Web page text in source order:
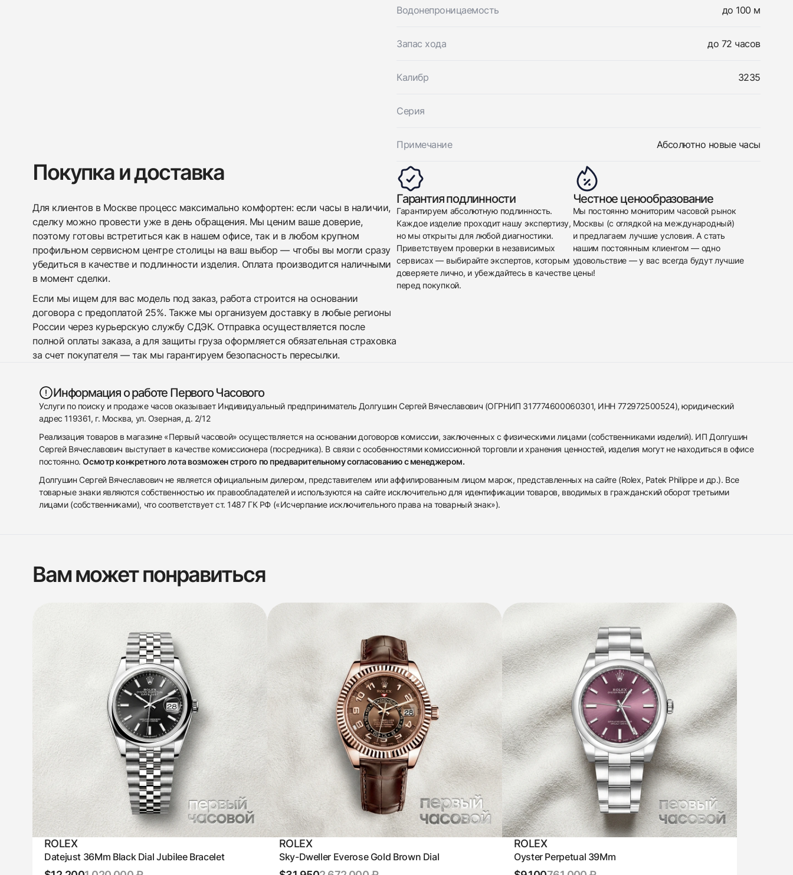
Водонепроницаемость до 100 м
Запас хода до 72 часов
Калибр 3235
Серия
Примечание Абсолютно новые часы
Покупка и доставка
Для клиентов в Москве процесс максимально комфортен: если часы в наличии,
сделку можно провести уже в день обращения. Мы ценим ваше доверие,
поэтому готовы встретиться как в нашем офисе, так и в любом крупном
профильном сервисном центре столицы на ваш выбор — чтобы вы могли сразу
убедиться в качестве и подлинности изделия. Оплата производится наличными
в момент сделки.
Если мы ищем для вас модель под заказ, работа строится на основании
договора с предоплатой 25%. Также мы организуем доставку в любые регионы
России через курьерскую службу СДЭК. Отправка осуществляется после
полной оплаты заказа, а для защиты груза оформляется обязательная страховка
за счет покупателя — так мы гарантируем безопасность пересылки.
Гарантия подлинности
Гарантируем абсолютную подлинность.
Каждое изделие проходит нашу экспертизу,
но мы открыты для любой диагностики.
Приветствуем проверки в независимых
сервисах — выбирайте экспертов, которым
доверяете лично, и убеждайтесь в качестве
перед покупкой.
Честное ценообразование
Мы постоянно мониторим часовой рынок
Москвы (с оглядкой на международный)
и предлагаем лучшие условия. А стать
нашим постоянным клиентом — одно
удовольствие — у вас всегда будут лучшие
цены!
Информация о работе Первого Часового
Услуги по поиску и продаже часов оказывает Индивидуальный предприниматель Долгушин Сергей Вячеславович (ОГРНИП 317774600060301, ИНН 772972500524), юридический
адрес 119361, г. Москва, ул. Озерная, д. 2/12
Реализация товаров в магазине «Первый часовой» осуществляется на основании договоров комиссии, заключенных с физическими лицами (собственниками изделий). ИП Долгушин
Сергей Вячеславович выступает в качестве комиссионера (посредника). В связи с особенностями комиссионной торговли и хранения ценностей, изделия могут не находиться в офисе
постоянно.Осмотр конкретного лота возможен строго по предварительному согласованию с менеджером.
Долгушин Сергей Вячеславович не является официальным дилером, представителем или аффилированным лицом марок, представленных на сайте (Rolex, Patek Philippe и др.). Все
товарные знаки являются собственностью их правообладателей и используются на сайте исключительно для идентификации товаров, вводимых в гражданский оборот третьими
лицами (собственниками), что соответствует ст. 1487 ГК РФ («Исчерпание исключительного права на товарный знак»).
Вам может понравиться
ROLEX
Datejust 36Mm Black Dial Jubilee Bracelet
ROLEX
Sky-Dweller Everose Gold Brown Dial
ROLEX
Oyster Perpetual 39Mm